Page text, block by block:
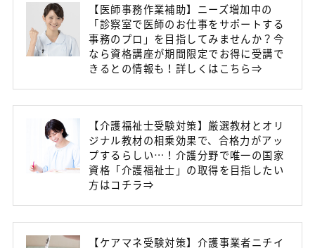
【医師事務作業補助】ニーズ増加中の
「診察室で医師のお仕事をサポートする
事務のプロ」を目指してみませんか？今
なら資格講座が期間限定でお得に受講で
きるとの情報も！詳しくはこちら⇒
【介護福祉士受験対策】厳選教材とオリ
ジナル教材の相乗効果で、合格力がアッ
プするらしい…！介護分野で唯一の国家
資格「介護福祉士」の取得を目指したい
方はコチラ⇒
【ケアマネ受験対策】介護事業者ニチイ